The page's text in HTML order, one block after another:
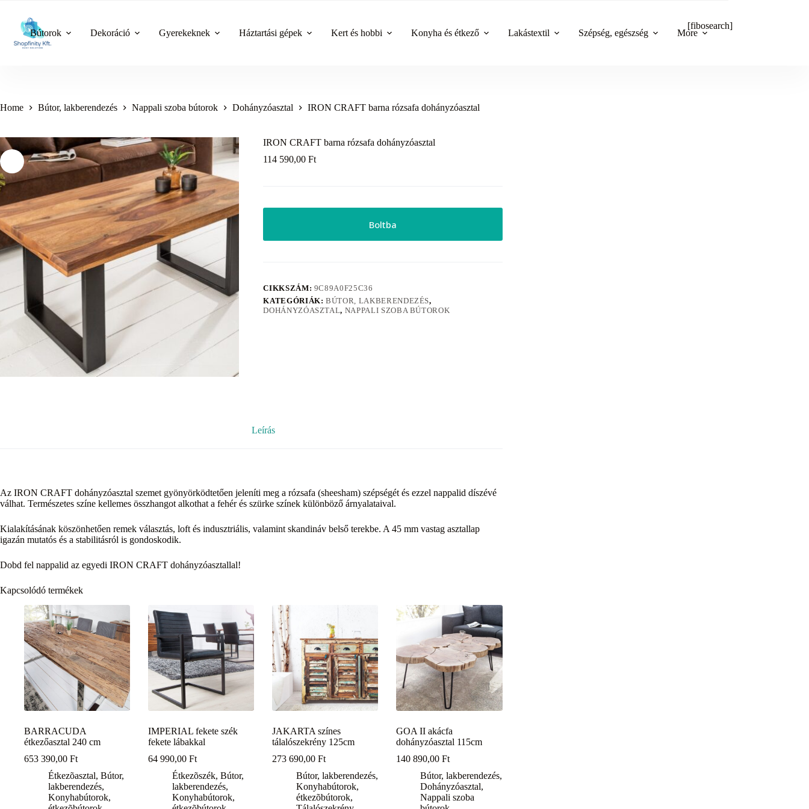
content
Bútorok Dekoráció Gyerekeknek Háztartási gépek Kert és hobbi Konyha és étkező Lakástextil Szépség, egészség More
[fibosearch]
Home Bútor, lakberendezés Nappali szoba bútorok Dohányzóasztal IRON CRAFT barna rózsafa dohányzóasztal
IRON CRAFT barna rózsafa dohányzóasztal
114 590,00Ft
Boltba
CIKKSZÁM: 9C89A0F25C36
KATEGÓRIÁK:BÚTOR, LAKBERENDEZÉS,
DOHÁNYZÓASZTAL, NAPPALI SZOBA BÚTOROK
Leírás
Az IRON CRAFT dohányzóasztal szemet gyönyörködtetően jeleníti meg a rózsafa (sheesham) szépségét és ezzel nappalid díszévé
válhat. Természetes színe kellemes összhangot alkothat a fehér és szürke színek különböző árnyalataival.
Kialakításának köszönhetően remek választás, loft és indusztriális, valamint skandináv belső terekbe. A 45 mm vastag asztallap
igazán mutatós és a stabilitásról is gondoskodik.
Dobd fel nappalid az egyedi IRON CRAFT dohányzóasztallal!
Kapcsolódó termékek
BARRACUDA
étkezőasztal 240 cm
653 390,00 Ft
Étkezõasztal, Bútor,
lakberendezés,
Konyhabútorok,
IMPERIAL fekete szék
fekete lábakkal
64 990,00Ft
Étkezõszék,Bútor,
lakberendezés,
Konyhabútorok,
JAKARTA színes
tálalószekrény 125cm
273 690,00Ft
Bútor, lakberendezés,
Konyhabútorok,
étkezõbútorok,
GOA II akácfa
dohányzóasztal 115cm
140 890,00Ft
Bútor, lakberendezés,
Dohányzóasztal,
Nappali szoba